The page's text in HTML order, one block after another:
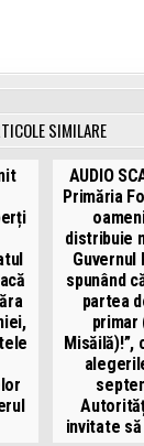
SIMILARE
AUDIO
Primăria
distribuie
Guvernul
spunând
partea
primar
Misăilă)!”,
invitate